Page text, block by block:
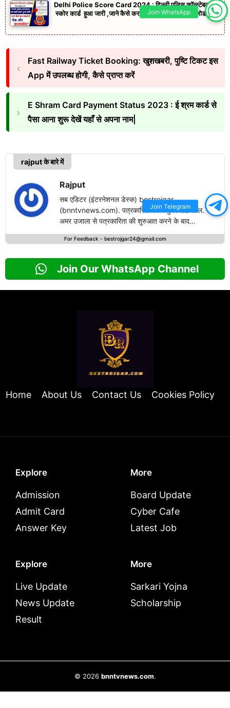
Delhi Police Score Card 2024 : दिल्ली पुलिस कॉन्स्टेबल का
स्कोर कार्ड हुआ जारी ,जाने कैसे कर सकते है चेक और डाउनलोड ?
Fast Railway Ticket Booking: खुशखबरी, पुष्टि टिकट इस
App में उपलब्ध होगी, कैसे प्राप्त करें
E Shram Card Payment Status 2023 : ई श्रम कार्ड से
पैसा आना शुरू देखें यहाँ से अपना नाम|
rajput के बारे में
Rajput
सब एडिटर (इंटरनेशनल डेस्क) bestrojgar
(bnntvnews.com). पत्रकारिता का अनुभव 1.5 साल.
अमर उजाला से पत्रकारिता की शुरुआत करने के बाद
एवं अंतरराष्ट्रीय खबरों के लेखन में दिलचस्पी.
For Feedback - bestrojgar24@gmail.com
Join Our WhatsApp Channel
Home About Us Contact Us Cookies Policy
Explore
Admission
Admit Card
Answer Key
More
Board Update
Cyber Cafe
Latest Job
Explore
Live Update
News Update
Result
More
Sarkari Yojna
Scholarship
© 2026 bnntvnews.com.
Join WhatsApp
Join Telegram